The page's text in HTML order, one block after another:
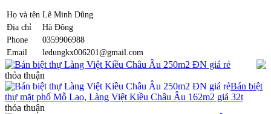
Họ và tên Lê Minh Dũng
Địa chỉ
Hà Đông
Phone
0359906988
Email
ledungkx006201@gmail.com
Bán biệt thự Làng Việt Kiều Châu Âu 250m2 ĐN giá rẻ
thỏa thuận
Bán biệt
thự mặt phố Mỗ Lao, Làng Việt Kiều Châu Âu 162m2 giá 32t
thỏa thuận